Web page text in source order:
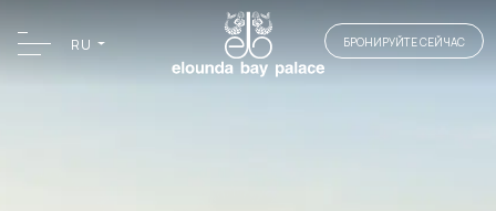
RU БРОНИРУЙТЕ СЕЙЧАС